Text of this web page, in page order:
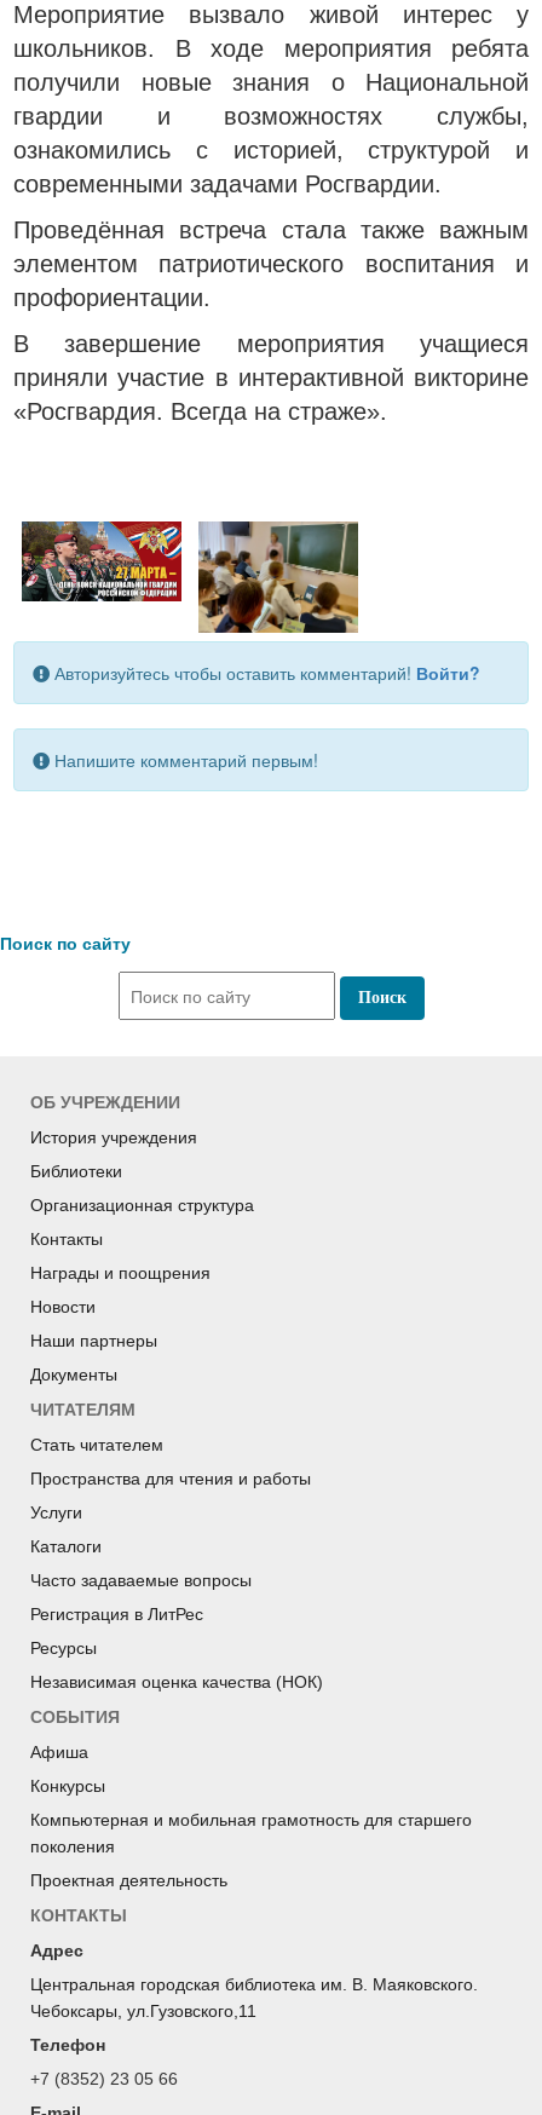
Мероприятие вызвало живой интерес у
школьников. В ходе мероприятия ребята
получили новые знания о Национальной
гвардии и возможностях службы,
ознакомились с историей, структурой и
современными задачами Росгвардии.
Проведённая встреча стала также важным
элементом патриотического воспитания и
профориентации.
В завершение мероприятия учащиеся
приняли участие в интерактивной викторине
«Росгвардия. Всегда на страже».
Авторизуйтесь чтобы оставить комментарий! Войти?
Напишите комментарий первым!
Поиск по сайту
ОБ УЧРЕЖДЕНИИ
История учреждения
Библиотеки
Организационная структура
Контакты
Награды и поощрения
Новости
Наши партнеры
Документы
ЧИТАТЕЛЯМ
Стать читателем
Пространства для чтения и работы
Услуги
Каталоги
Часто задаваемые вопросы
Регистрация в ЛитРес
Ресурсы
Независимая оценка качества (НОК)
СОБЫТИЯ
Афиша
Конкурсы
Компьютерная и мобильная грамотность для старшего
поколения
Проектная деятельность
КОНТАКТЫ
Адрес
Центральная городская библиотека им. В. Маяковского.
Чебоксары, ул.Гузовского,11
Телефон
+7 (8352) 23 05 66